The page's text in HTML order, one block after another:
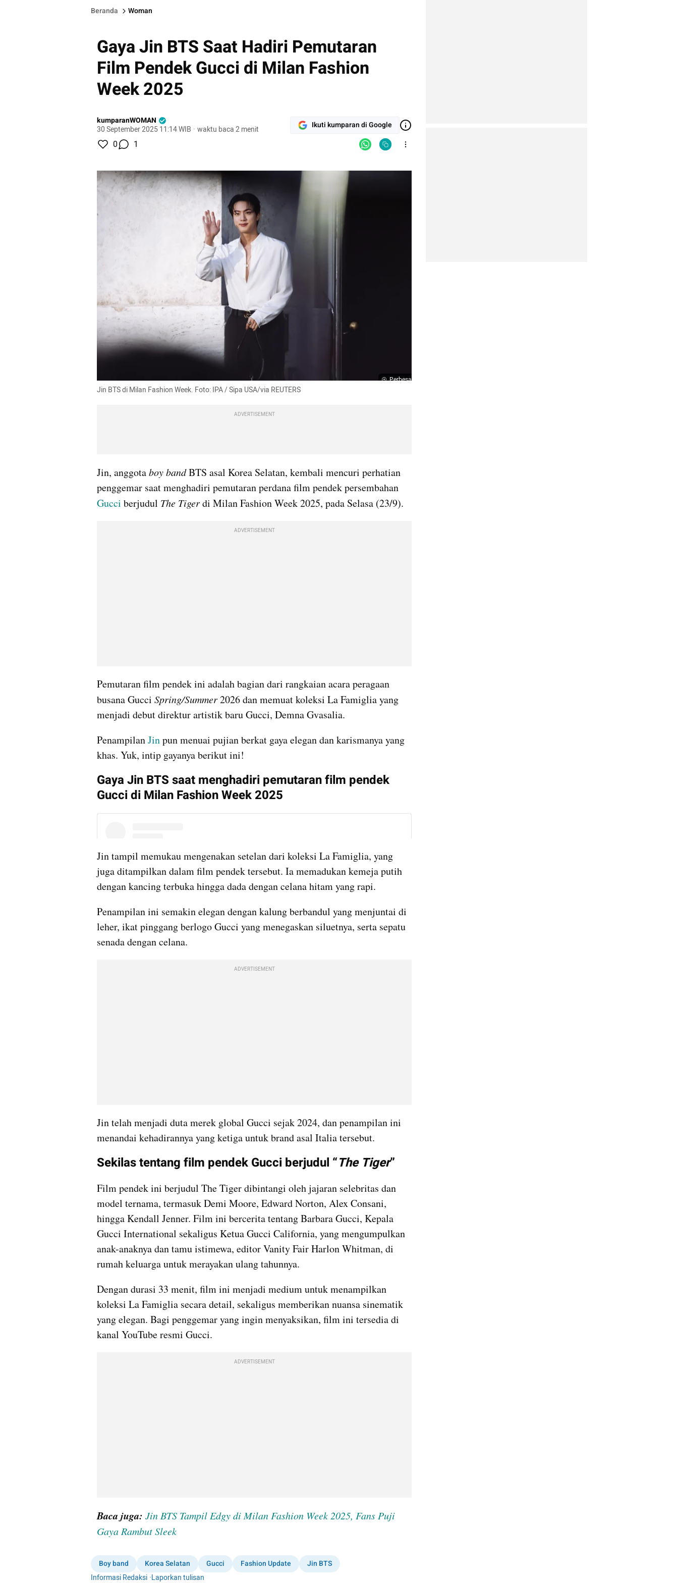
Beranda Woman
Gaya Jin BTS Saat Hadiri Pemutaran
Film Pendek Gucci di Milan Fashion
Week 2025
kumparanWOMAN
30 September 2025 11:14 WIB · waktu baca 2 menit Ikuti kumparan di Google
0 1
Perbesar
Jin BTS di Milan Fashion Week. Foto: IPA / Sipa USA/via REUTERS
ADVERTISEMENT
Jin, anggota boy band BTS asal Korea Selatan, kembali mencuri perhatian
Gucci berjudul The Tiger di Milan Fashion Week 2025, pada Selasa (23/9).
ADVERTISEMENT
Pemutaran film pendek ini adalah bagian dari rangkaian acara peragaan
busana Gucci Spring/Summer 2026 dan memuat koleksi La Famiglia yang
menjadi debut direktur artistik baru Gucci, Demna Gvasalia.
Penampilan Jin pun menuai pujian berkat gaya elegan dan karismanya yang
khas. Yuk, intip gayanya berikut ini!
Gaya Jin BTS saat menghadiri pemutaran film pendek
Gucci di Milan Fashion Week 2025
Jin tampil memukau mengenakan setelan dari koleksi La Famiglia, yang
juga ditampilkan dalam film pendek tersebut. Ia memadukan kemeja putih
dengan kancing terbuka hingga dada dengan celana hitam yang rapi.
Penampilan ini semakin elegan dengan kalung berbandul yang menjuntai di
leher, ikat pinggang berlogo Gucci yang menegaskan siluetnya, serta sepatu
senada dengan celana.
ADVERTISEMENT
Jin telah menjadi duta merek global Gucci sejak 2024, dan penampilan ini
menandai kehadirannya yang ketiga untuk brand asal Italia tersebut.
Sekilas tentang film pendek Gucci berjudul “The Tiger”
Film pendek ini berjudul The Tiger dibintangi oleh jajaran selebritas dan
model ternama, termasuk Demi Moore, Edward Norton, Alex Consani,
hingga Kendall Jenner. Film ini bercerita tentang Barbara Gucci, Kepala
Gucci International sekaligus Ketua Gucci California, yang mengumpulkan
anak-anaknya dan tamu istimewa, editor Vanity Fair Harlon Whitman, di
rumah keluarga untuk merayakan ulang tahunnya.
Dengan durasi 33 menit, film ini menjadi medium untuk menampilkan
koleksi La Famiglia secara detail, sekaligus memberikan nuansa sinematik
yang elegan. Bagi penggemar yang ingin menyaksikan, film ini tersedia di
kanal YouTube resmi Gucci.
ADVERTISEMENT
Baca juga: Jin BTS Tampil Edgy di Milan Fashion Week 2025, Fans Puji
Gaya Rambut Sleek
Boy band Korea Selatan Gucci Fashion Update
Jin BTS
Informasi Redaksi ·Laporkan tulisan